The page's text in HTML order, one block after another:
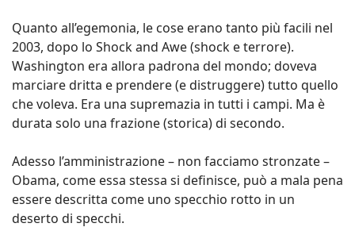
Quanto all’egemonia, le cose erano tanto più facili nel
2003, dopo lo Shock and Awe (shock e terrore).
Washington era allora padrona del mondo; doveva
marciare dritta e prendere (e distruggere) tutto quello
che voleva. Era una supremazia in tutti i campi. Ma è
durata solo una frazione (storica) di secondo.
Adesso l’amministrazione – non facciamo stronzate –
Obama, come essa stessa si definisce, può a mala pena
essere descritta come uno specchio rotto in un
deserto di specchi.